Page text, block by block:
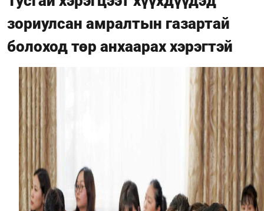
зориулсан амралтын газартай
болоход төр анхаарах хэрэгтэй